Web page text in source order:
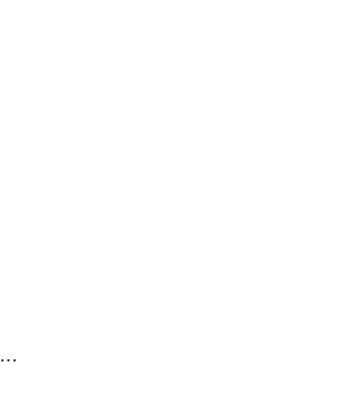
ウェスティンホテル東京、6つのモンブラン提供